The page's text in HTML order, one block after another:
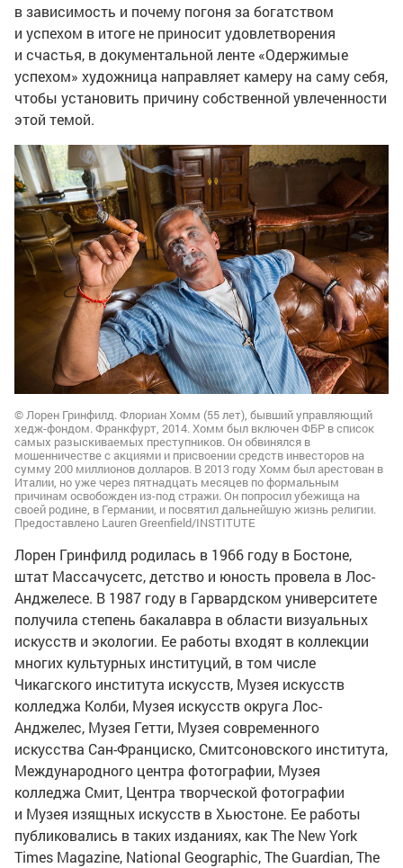
в зависимость и почему погоня за богатством
и успехом в итоге не приносит удовлетворения
и счастья, в документальной ленте «Одержимые
успехом» художница направляет камеру на саму себя,
чтобы установить причину собственной увлеченности
этой темой.
© Лорен Гринфилд. Флориан Хомм (55 лет), бывший управляющий
хедж-фондом. Франкфурт, 2014. Хомм был включен ФБР в список
самых разыскиваемых преступников. Он обвинялся в
мошенничестве с акциями и присвоении средств инвесторов на
сумму 200 миллионов долларов. В 2013 году Хомм был арестован в
Италии, но уже через пятнадцать месяцев по формальным
причинам освобожден из-под стражи. Он попросил убежища на
своей родине, в Германии, и посвятил дальнейшую жизнь религии.
Предоставлено Lauren Greenfield/INSTITUTE
Лорен Гринфилд родилась в 1966 году в Бостоне,
штат Массачусетс, детство и юность провела в Лос-
Анджелесе. В 1987 году в Гарвардском университете
получила степень бакалавра в области визуальных
искусств и экологии. Ее работы входят в коллекции
многих культурных институций, в том числе
Чикагского института искусств, Музея искусств
колледжа Колби, Музея искусств округа Лос-
Анджелес, Музея Гетти, Музея современного
искусства Сан-Франциско, Смитсоновского института,
Международного центра фотографии, Музея
колледжа Смит, Центра творческой фотографии
и Музея изящных искусств в Хьюстоне. Ее работы
публиковались в таких изданиях, как The New York
Times Magazine, National Geographic, The Guardian, The